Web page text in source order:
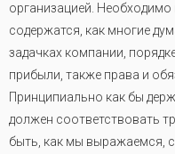
организацией. Необходимо
содержатся, как многие
задачках компании,
прибыли, также права и
Принципиально как бы
должен соответствовать
быть, как мы выражаемся,